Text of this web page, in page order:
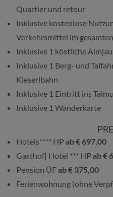
Quartier und retour
Inklusive kostenlose
Verkehrsmittel im
Inklusive 1 köstliche
Inklusive 1 Berg- und
Kieserlbahn
Inklusive 1 Eintritt ins
Inklusive 1 Wanderkarte
Hotels**** HP ab € 697,00
Gasthof| Hotel *** HP ab €
Pension ÜFab € 375,00
Ferienwohnung (ohne